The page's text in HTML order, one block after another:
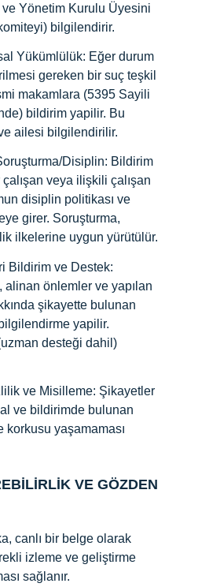
Yönetim Kurulu Üyesini
bilgilendirir.
gereken bir suç teşkil
makamlara (5395 Sayili
bildirim yapilir. Bu
ailesi bilgilendirilir.
Disiplin: Bildirim
veya ilişkili çalışan
disiplin politikası ve
girer. Soruşturma,
ilkelerine uygun yürütülür.
Bildirim ve Destek:
alinan önlemler ve yapılan
şikayette bulunan
yapilir.
desteği dahil)
ve Misilleme: Şikayetler
ve bildirimde bulunan
korkusu yaşamaması
VE GÖZDEN
izleme ve geliştirme
sağlanır.